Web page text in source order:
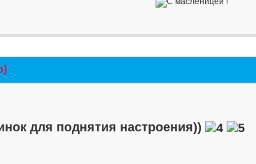
для поднятия настроения))